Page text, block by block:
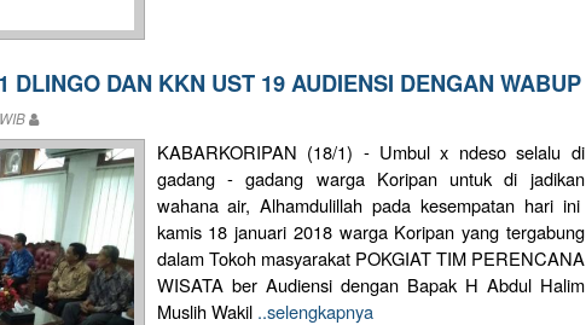
DLINGO DAN KKN UST 19 AUDIENSI DENGAN WABUP
KABARKORIPAN (18/1) - Umbul x ndeso selalu di
gadang - gadang warga Koripan untuk di jadikan
wahana air, Alhamdulillah pada kesempatan hari ini
kamis 18 januari 2018 warga Koripan yang tergabung
dalam Tokoh masyarakat POKGIAT TIM PERENCANA
WISATA ber Audiensi dengan Bapak H Abdul Halim
Muslih Wakil ..selengkapnya